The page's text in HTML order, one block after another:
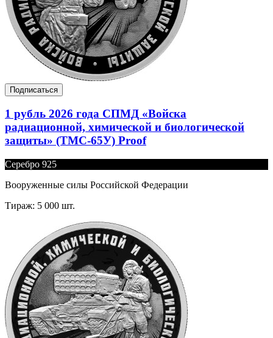
Подписаться
1 рубль 2026 года СПМД «Войска
радиационной, химической и биологической
защиты» (ТМС-65У) Proof
Серебро 925
Вооруженные силы Российской Федерации
Тираж: 5 000 шт.